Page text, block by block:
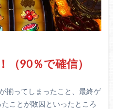
（90％で確信）
揃ってしまったこと、最終ゲ
ことが敗因といったところ